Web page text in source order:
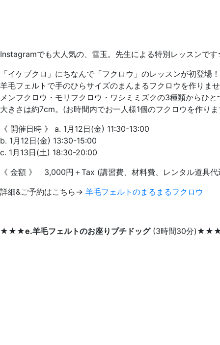
Instagramでも大人気の、雪玉。先生による特別レッスンで
「イケブクロ」にちなんで「フクロウ」のレッスンが初登場！
羊毛フェルトで手のひらサイズのまんまるフクロウを作りま
メンフクロウ・モリフクロウ・ワシミミズクの3種類からひと
大きさは約7cm。(お時間内でお一人様1個のフクロウを作りま
《 開催日時 》 a. 1月12日(金) 11:30-13:00
b. 1月12日(金) 13:30-15:00
c. 1月13日(土) 18:30-20:00
《 金額 》 3,000円＋Tax (講習費、材料費、レンタル道具代
詳細&ご予約はこちら→ 羊毛フェルトのまるまるフクロウ
★★★e.羊毛フェルトのお座りプチドッグ(3時間30分